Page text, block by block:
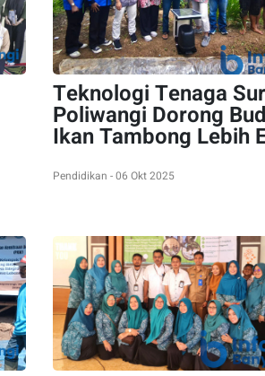
Teknologi Tenaga
Poliwangi Dorong
Ikan Tambong Lebih
Pendidikan - 06 Okt 2025